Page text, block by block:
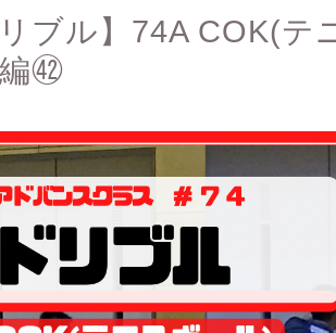
リブル】74A COK(
㊷